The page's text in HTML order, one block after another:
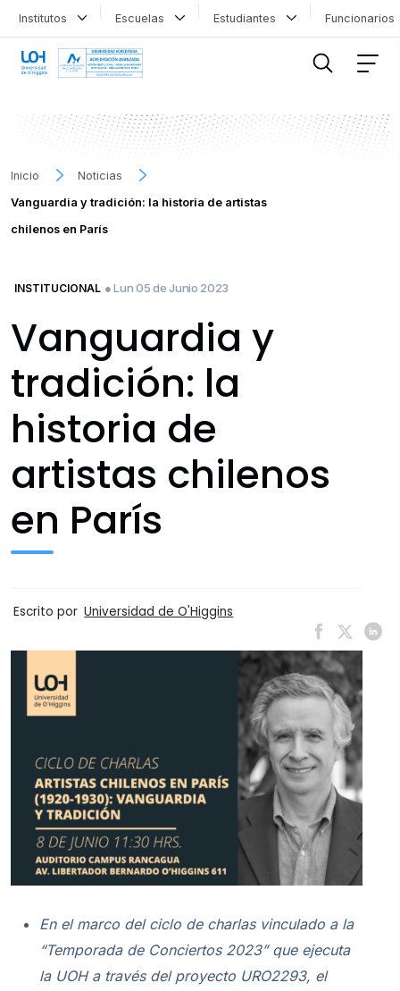
Institutos Escuelas Estudiantes
Inicio
Noticias
Vanguardia y tradición: la historia de artistas
chilenos en París
INSTITUCIONAL ● Lun 05 de Junio 2023
Vanguardia y
tradición: la
historia de
artistas chilenos
en París
Escrito por Universidad de O'Higgins
En el marco del ciclo de charlas vinculado a la
“Temporada de Conciertos 2023” que ejecuta
la UOH a través del proyecto URO2293, el